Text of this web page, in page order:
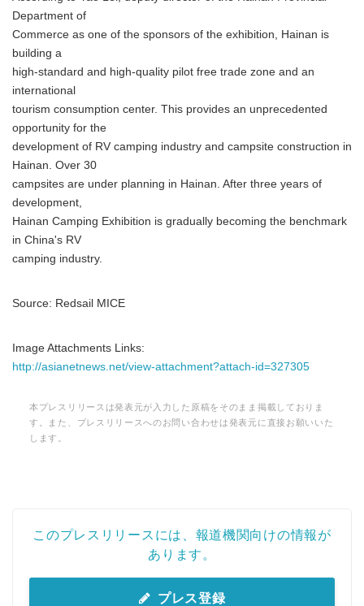
Department of
Commerce as one of the sponsors of the exhibition, Hainan is
building a
high-standard and high-quality pilot free trade zone and an
international
tourism consumption center. This provides an unprecedented
opportunity for the
development of RV camping industry and campsite construction in
Hainan. Over 30
campsites are under planning in Hainan. After three years of
development,
Hainan Camping Exhibition is gradually becoming the benchmark
in China's RV
camping industry.
Source: Redsail MICE
Image Attachments Links:
http://asianetnews.net/view-attachment?attach-id=327305
本プレスリリースは発表元が入力した原稿をそのまま掲載しておりま
す。また、プレスリリースへのお問い合わせは発表元に直接お願いいた
します。
このプレスリリースには、報道機関向けの情報が
あります。
プレス登録